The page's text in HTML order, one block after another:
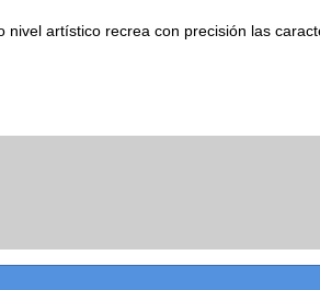
artístico recrea con precisión las